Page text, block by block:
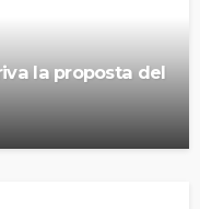
la proposta del